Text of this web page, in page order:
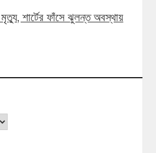
শার্টের ফাঁসে ঝুলন্ত অবস্থায়